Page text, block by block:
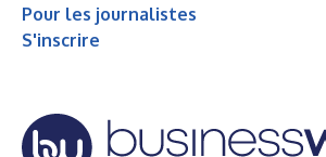
Pour les journalistes
S'inscrire